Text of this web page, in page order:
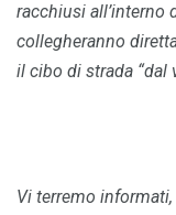
racchiusi all’interno
collegheranno
il cibo di strada “dal
Vi terremo